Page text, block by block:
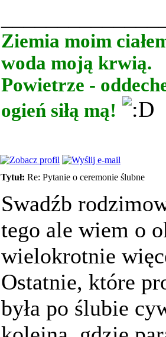
Ziemia moim
woda moją krwią.
Powietrze -
ogień siłą mą!
Tytuł: Re: Pytanie o ceremonie ślubne
Swadźb
tego ale wiem o
wielokrotnie
Ostatnie, które
była po ślubie